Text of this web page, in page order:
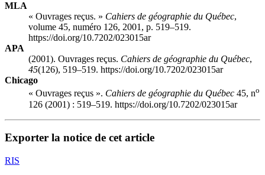
MLA
« Ouvrages reçus. » Cahiers de géographie du Québec,
volume 45, numéro 126, 2001, p. 519–519.
https://doi.org/10.7202/023015ar
APA
(2001). Ouvrages reçus. Cahiers de géographie du Québec,
45(126), 519–519. https://doi.org/10.7202/023015ar
Chicago
« Ouvrages reçus ». Cahiers de géographie du Québec 45, no
126 (2001) : 519–519. https://doi.org/10.7202/023015ar
Exporter la notice de cet article
RIS